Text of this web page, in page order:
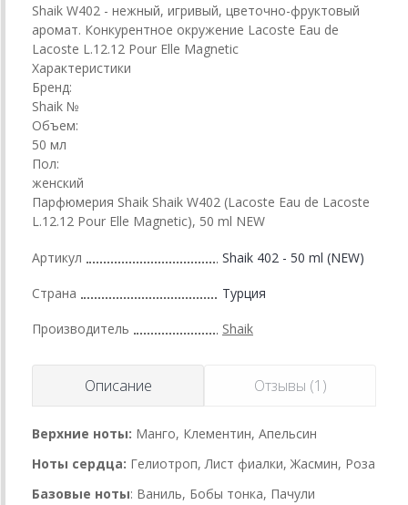
Shaik W402 - нежный, игривый, цветочно-фруктовый
аромат. Конкурентное окружение Lacoste Eau de
Lacoste L.12.12 Pour Elle Magnetic
Характеристики
Бренд:
Shaik №
Объем:
50 мл
Пол:
женский
Парфюмерия Shaik Shaik W402 (Lacoste Eau de Lacoste
L.12.12 Pour Elle Magnetic), 50 ml NEW
Артикул Shaik 402 - 50 ml (NEW)
Страна Турция
Производитель Shaik
Описание Отзывы (1)
Верхние ноты: Манго, Клементин, Апельсин
Ноты сердца: Гелиотроп, Лист фиалки, Жасмин, Роза
Базовые ноты: Ваниль, Бобы тонка, Пачули